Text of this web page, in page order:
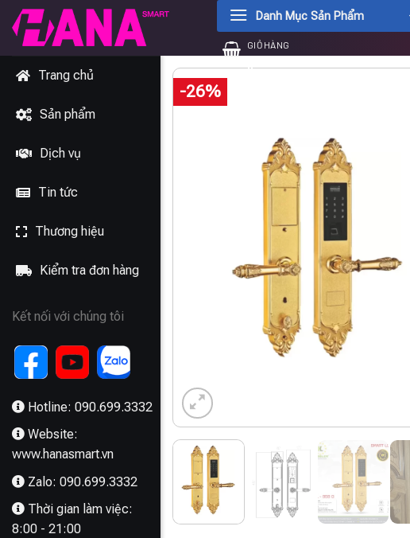
Chuyển
đến
dung
Danh Mục Sản Phẩm
GIỎ HÀNG
0₫
Trang chủ
Sản phẩm
Dịch vụ
Tin tức
Thương hiệu
Kiểm tra đơn hàng
Kết nối với chúng tôi
Hotline: 090.699.3332
Website:
www.hanasmart.vn
Zalo: 090.699.3332
Thời gian làm việc:
8:00 - 21:00
-26%